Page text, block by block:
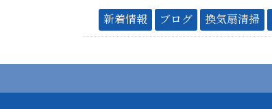
新着情報 ブログ 換気扇清掃